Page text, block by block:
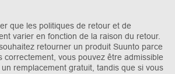
que les politiques de retour et de
varier en fonction de la raison du retour.
retourner un produit Suunto parce
correctement, vous pouvez être admissible
remplacement gratuit, tandis que si vous